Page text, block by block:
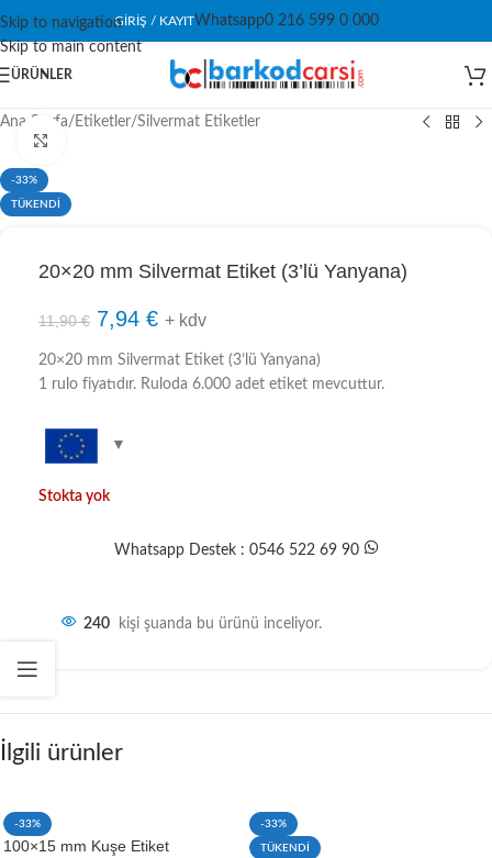
Skip to navigation
Skip to main content
GIRIŞ / KAYITWhatsapp0 216 599 0 000
ÜRÜNLER
Ana Sayfa/ Etiketler/Silvermat Etiketler
-33%
TÜKENDİ
20×20 mm Silvermat Etiket (3’lü Yanyana)
11,90€ 7,94 € + kdv
20×20 mm Silvermat Etiket (3’lü Yanyana)
1 rulo fiyatıdır. Ruloda 6.000 adet etiket mevcuttur.
Stokta yok
Whatsapp Destek : 0546 522 69 90
240 kişi şuanda bu ürünü inceliyor.
İlgili ürünler
-33%
100×15 mm Kuşe Etiket
-33%
TÜKENDİ